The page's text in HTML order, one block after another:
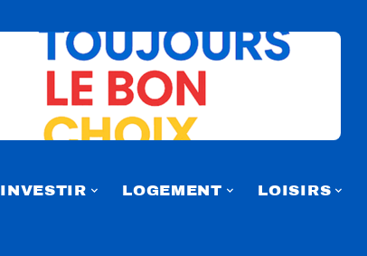
INVESTIR LOGEMENT LOISIRS